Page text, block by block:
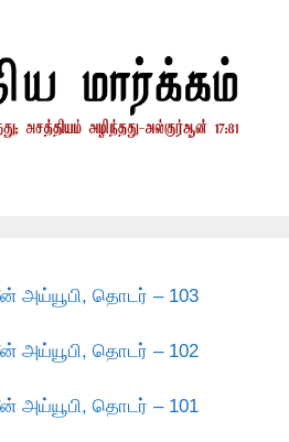
அய்யூபி, தொடர் – 103
அய்யூபி, தொடர் – 102
அய்யூபி, தொடர் – 101